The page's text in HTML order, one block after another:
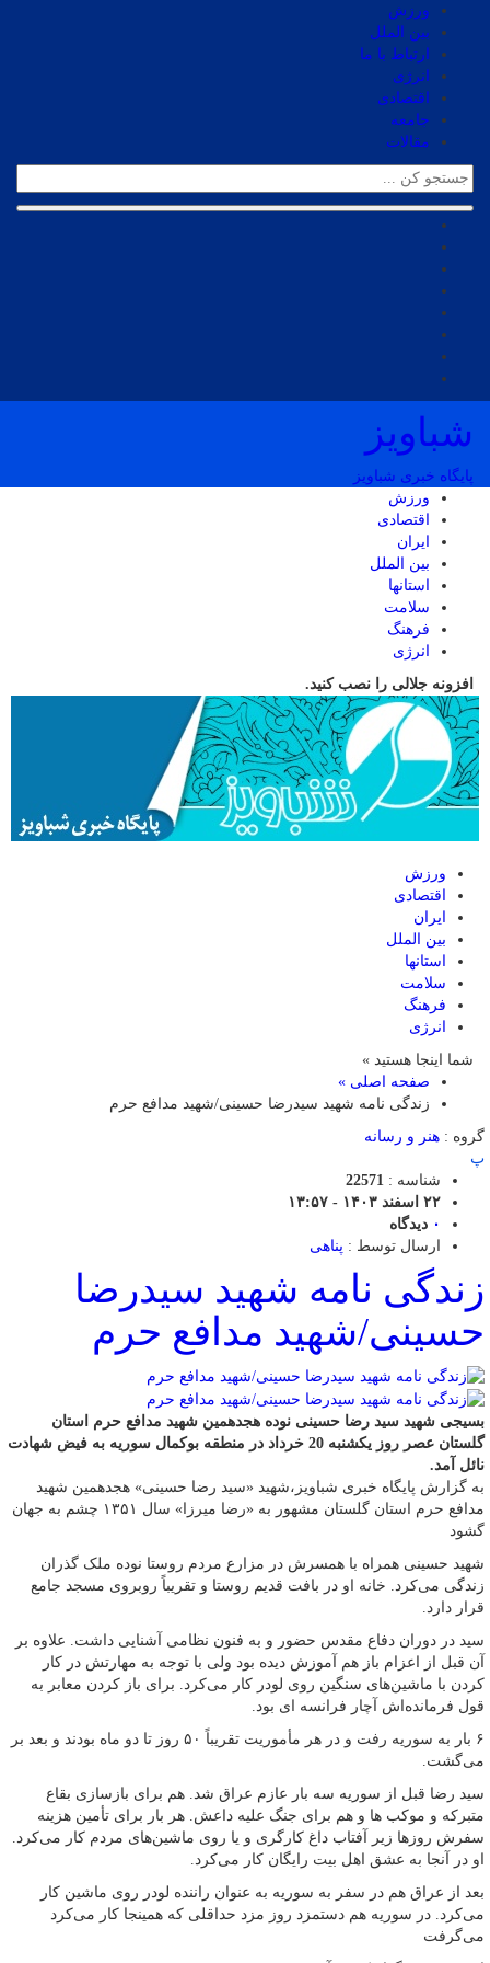
ورزش
بین الملل
ارتباط با ما
انرژی
اقتصادی
جامعه
مقالات
شباویز
پایگاه خبری شباویز
ورزش
اقتصادی
ایران
بین الملل
استانها
سلامت
فرهنگ
انرژی
افزونه جلالی را نصب کنید.
ورزش
اقتصادی
ایران
بین الملل
استانها
سلامت
فرهنگ
انرژی
شما اینجا هستید »
صفحه اصلی »
زندگی نامه شهید سیدرضا حسینی/شهید مدافع حرم
گروه : هنر و رسانه
پ
شناسه : 22571
۲۲ اسفند ۱۴۰۳ - ۱۳:۵۷
۰ دیدگاه
ارسال توسط : پناهی
زندگی نامه شهید سیدرضا
حسینی/شهید مدافع حرم
بسیجی شهید سید رضا حسینی نوده هجدهمین شهید مدافع حرم استان
گلستان عصر روز یکشنبه 20 خرداد در منطقه بوکمال سوریه به فیض شهادت
نائل آمد.
به گزارش پایگاه خبری شباویز،شهید «سید رضا حسینی» هجدهمین شهید
مدافع حرم استان گلستان مشهور به «رضا میرزا» سال ۱۳۵۱ چشم به جهان
گشود
شهید حسینی همراه با همسرش در مزارع مردم روستا نوده ملک گذران
زندگی می‌کرد. خانه او در بافت قدیم روستا و تقریباً روبروی مسجد جامع
قرار دارد.
سید در دوران دفاع مقدس حضور و به فنون نظامی آشنایی داشت. علاوه بر
آن قبل از اعزام باز هم آموزش دیده بود ولی با توجه به مهارتش در کار
کردن با ماشین‌های سنگین روی لودر کار می‌کرد. برای باز کردن معابر به
قول فرمانده‌اش آچار فرانسه ای بود.
۶ بار به سوریه رفت و در هر مأموریت تقریباً ۵۰ روز تا دو ماه بودند و بعد بر
می‌گشت.
سید رضا قبل از سوریه سه بار عازم عراق شد. هم برای بازسازی بقاع
متبرکه و موکب ها و هم برای جنگ علیه داعش. هر بار برای تأمین هزینه
سفرش روزها زیر آفتاب داغ کارگری و یا روی ماشین‌های مردم کار می‌کرد.
او در آنجا به عشق اهل بیت رایگان کار می‌کرد.
بعد از عراق هم در سفر به سوریه به عنوان راننده لودر روی ماشین کار
می‌کرد. در سوریه هم دستمزد روز مزد حداقلی که همینجا کار می‌کرد
می‌گرفت